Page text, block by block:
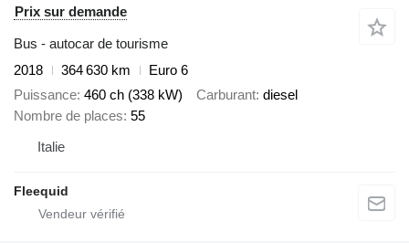
Prix sur demande
Bus - autocar de tourisme
2018
364 630 km
Euro 6
Puissance 460 ch (338 kW) Carburant diesel
Nombre de places 55
Italie
Fleequid